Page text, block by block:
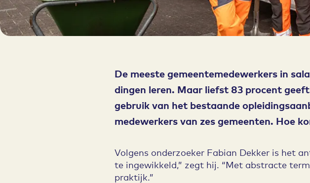
De meeste gemeentemedewerkers in
dingen leren. Maar liefst 83 procent
gebruik van het bestaande
medewerkers van zes gemeenten. Hoe
Volgens onderzoeker Fabian Dekker is het
te ingewikkeld,” zegt hij. “Met abstracte
praktijk.”